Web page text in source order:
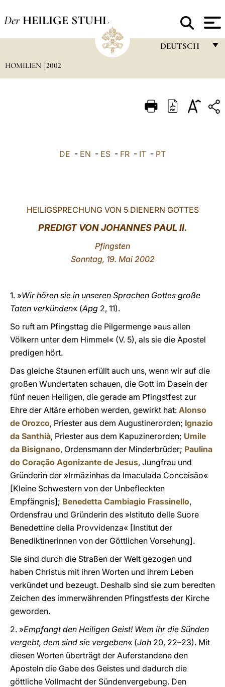
Der HEILIGE STUHL
DEUTSCH
ITALIANO
中文
HOMILIEN 2002
DE - EN - ES - FR - IT - PT
HEILIGSPRECHUNG VON 5 DIENERN GOTTES
PREDIGT VON JOHANNES PAUL II.
Pfingsten
Sonntag, 19. Mai 2002
1. »Wir hören sie in unseren Sprachen Gottes große
Taten verkünden« (Apg 2, 11).
So ruft am Pfingsttag die Pilgermenge »aus allen
Völkern unter dem Himmel« (V. 5), als sie die Apostel
predigen hört.
Das gleiche Staunen erfüllt auch uns, wenn wir auf die
großen Wundertaten schauen, die Gott im Dasein der
fünf neuen Heiligen, die gerade am Pfingstfest zur
Ehre der Altäre erhoben werden, gewirkt hat: Alonso
de Orozco, Priester aus dem Augustinerorden; Ignazio
da Santhià, Priester aus dem Kapuzinerorden; Umile
da Bisignano, Ordensmann der Minderbrüder; Paulina
do Coração Agonizante de Jesus, Jungfrau und
Gründerin der »Irmãzinhas da Imaculada Conceisão«
[Kleine Schwestern von der Unbefleckten
Empfängnis]; Benedetta Cambiagio Frassinello,
Ordensfrau und Gründerin des »Istituto delle Suore
Benedettine della Provvidenza« [Institut der
Benediktinerinnen von der Göttlichen Vorsehung].
Sie sind durch die Straßen der Welt gezogen und
haben Christus mit ihren Worten und ihrem Leben
verkündet und bezeugt. Deshalb sind sie zum beredten
Zeichen des immerwährenden Pfingstfests der Kirche
geworden.
2. »Empfangt den Heiligen Geist! Wem ihr die Sünden
vergebt, dem sind sie vergeben« (Joh 20, 22–23). Mit
diesen Worten überträgt der Auferstandene den
Aposteln die Gabe des Geistes und dadurch die
göttliche Vollmacht der Sündenvergebung. Den